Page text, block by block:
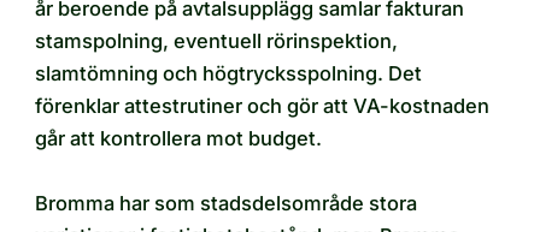
år beroende på avtalsupplägg samlar fakturan
stamspolning, eventuell rörinspektion,
slamtömning och högtrycksspolning. Det
förenklar attestrutiner och gör att VA-kostnaden
går att kontrollera mot budget.
Bromma har som stadsdelsområde stora